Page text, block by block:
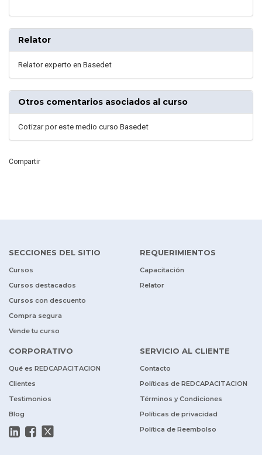
Relator
Relator experto en Basedet
Otros comentarios asociados al curso
Cotizar por este medio curso Basedet
Compartir
SECCIONES DEL SITIO
Cursos
Cursos destacados
Cursos con descuento
Compra segura
Vende tu curso
REQUERIMIENTOS
Capacitación
Relator
CORPORATIVO
Qué es REDCAPACITACION
Clientes
Testimonios
Blog
SERVICIO AL CLIENTE
Contacto
Políticas de REDCAPACITACION
Términos y Condiciones
Políticas de privacidad
Política de Reembolso